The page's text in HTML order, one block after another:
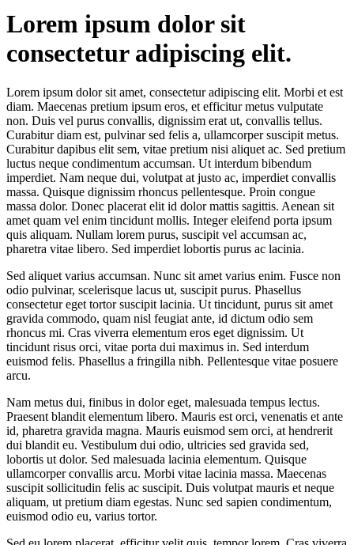
Lorem ipsum dolor sit
consectetur adipiscing elit.
Lorem ipsum dolor sit amet, consectetur adipiscing elit. Morbi et est
diam. Maecenas pretium ipsum eros, et efficitur metus vulputate
non. Duis vel purus convallis, dignissim erat ut, convallis tellus.
Curabitur diam est, pulvinar sed felis a, ullamcorper suscipit metus.
Curabitur dapibus elit sem, vitae pretium nisi aliquet ac. Sed pretium
luctus neque condimentum accumsan. Ut interdum bibendum
imperdiet. Nam neque dui, volutpat at justo ac, imperdiet convallis
massa. Quisque dignissim rhoncus pellentesque. Proin congue
massa dolor. Donec placerat elit id dolor mattis sagittis. Aenean sit
amet quam vel enim tincidunt mollis. Integer eleifend porta ipsum
quis aliquam. Nullam lorem purus, suscipit vel accumsan ac,
pharetra vitae libero. Sed imperdiet lobortis purus ac lacinia.
Sed aliquet varius accumsan. Nunc sit amet varius enim. Fusce non
odio pulvinar, scelerisque lacus ut, suscipit purus. Phasellus
consectetur eget tortor suscipit lacinia. Ut tincidunt, purus sit amet
gravida commodo, quam nisl feugiat ante, id dictum odio sem
rhoncus mi. Cras viverra elementum eros eget dignissim. Ut
tincidunt risus orci, vitae porta dui maximus in. Sed interdum
euismod felis. Phasellus a fringilla nibh. Pellentesque vitae posuere
arcu.
Nam metus dui, finibus in dolor eget, malesuada tempus lectus.
Praesent blandit elementum libero. Mauris est orci, venenatis et ante
id, pharetra gravida magna. Mauris euismod sem orci, at hendrerit
dui blandit eu. Vestibulum dui odio, ultricies sed gravida sed,
lobortis ut dolor. Sed malesuada lacinia elementum. Quisque
ullamcorper convallis arcu. Morbi vitae lacinia massa. Maecenas
suscipit sollicitudin felis ac suscipit. Duis volutpat mauris et neque
aliquam, ut pretium diam egestas. Nunc sed sapien condimentum,
euismod odio eu, varius tortor.